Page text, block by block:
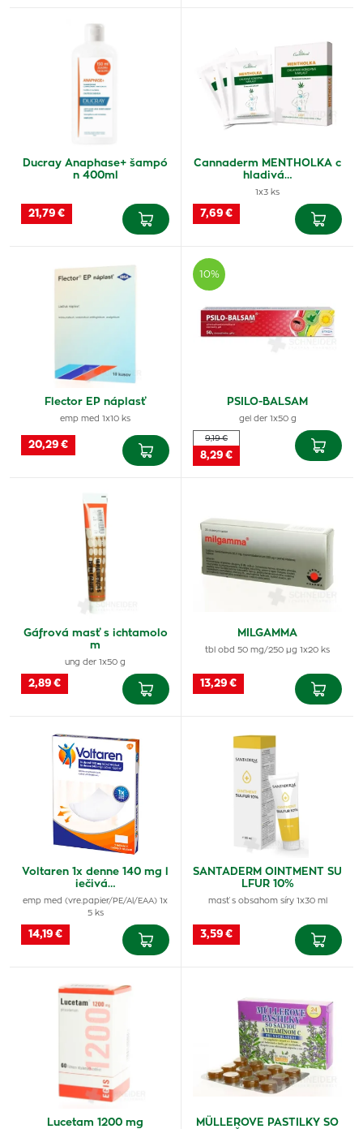
Ducray Anaphase+ šampó
n 400ml
21,79 €
Cannaderm MENTHOLKA c
hladivá…
1x3 ks
7,69 €
Flector EP náplasť
emp med 1x10 ks
20,29 €
10%
PSILO-BALSAM
gel der 1x50 g
9,19 €
8,29 €
Gáfrová masť s ichtamolo
m
ung der 1x50 g
2,89 €
MILGAMMA
tbl obd 50 mg/250 µg 1x20 ks
13,29 €
Voltaren 1x denne 140 mg l
iečivá…
emp med (vre.papier/PE/Al/EAA) 1x
5 ks
14,19 €
SANTADERM OINTMENT SU
LFUR 10%
masť s obsahom síry 1x30 ml
3,59 €
Lucetam 1200 mg
MÜLLEROVE PASTILKY SO